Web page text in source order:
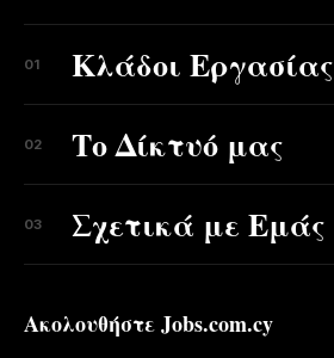
01 Κλάδοι Εργασίας
02 Το Δίκτυό μας
03 Σχετικά με Εμάς
Ακολουθήστε Jobs.com.cy